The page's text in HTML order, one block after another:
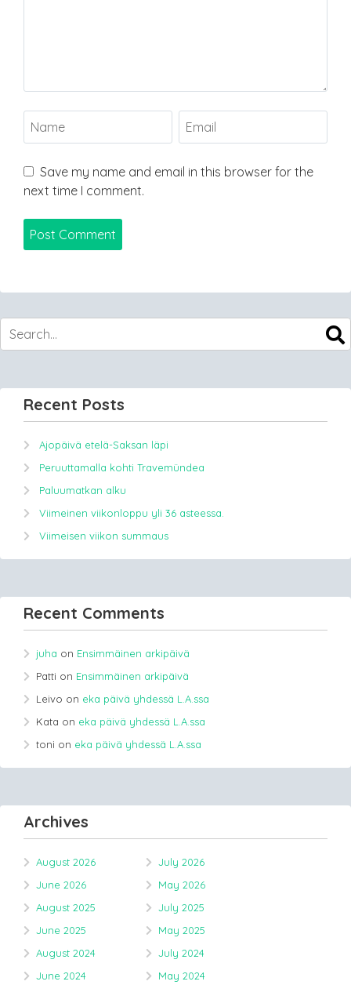
Save my name and email in this browser for the
next time I comment.
Recent Posts
Ajopäivä etelä-Saksan läpi
Peruuttamalla kohti Travemündea
Paluumatkan alku
Viimeinen viikonloppu yli 36 asteessa.
Viimeisen viikon summaus
Recent Comments
juha on Ensimmäinen arkipäivä
Patti on Ensimmäinen arkipäivä
Leivo on eka päivä yhdessä L.A.ssa
Kata on eka päivä yhdessä L.A.ssa
toni on eka päivä yhdessä L.A.ssa
Archives
August 2026
July 2026
June 2026
May 2026
August 2025
July 2025
June 2025
May 2025
August 2024
July 2024
June 2024
May 2024